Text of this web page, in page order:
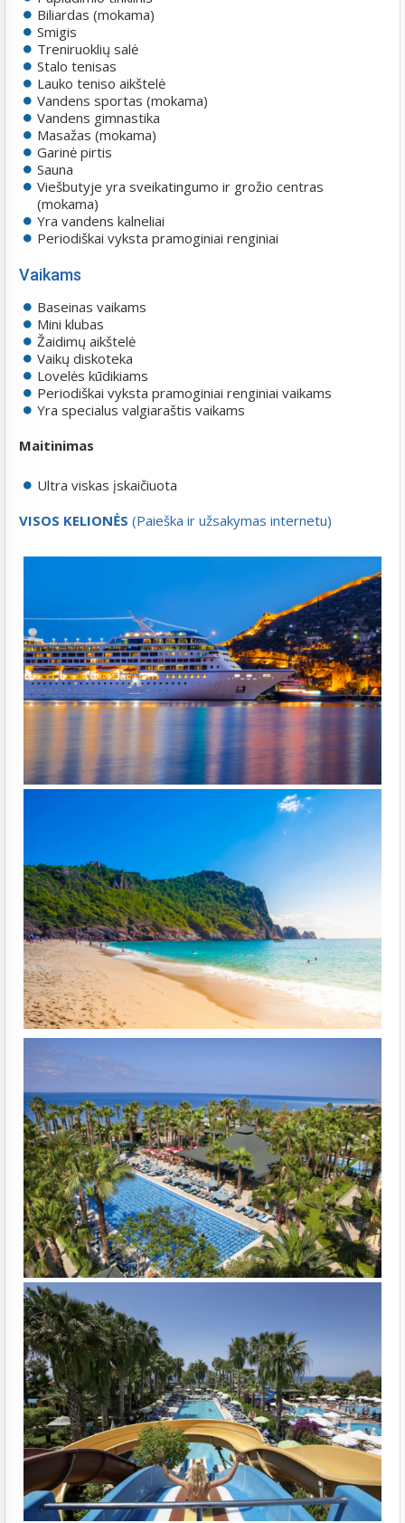
Biliardas (mokama)
Smigis
Treniruoklių salė
Stalo tenisas
Lauko teniso aikštelė
Vandens sportas (mokama)
Vandens gimnastika
Masažas (mokama)
Garinė pirtis
Sauna
Viešbutyje yra sveikatingumo ir grožio centras
(mokama)
Yra vandens kalneliai
Periodiškai vyksta pramoginiai renginiai
Vaikams
Baseinas vaikams
Mini klubas
Žaidimų aikštelė
Vaikų diskoteka
Lovelės kūdikiams
Periodiškai vyksta pramoginiai renginiai vaikams
Yra specialus valgiaraštis vaikams
Maitinimas
Ultra viskas įskaičiuota
VISOS KELIONĖS (Paieška ir užsakymas internetu)